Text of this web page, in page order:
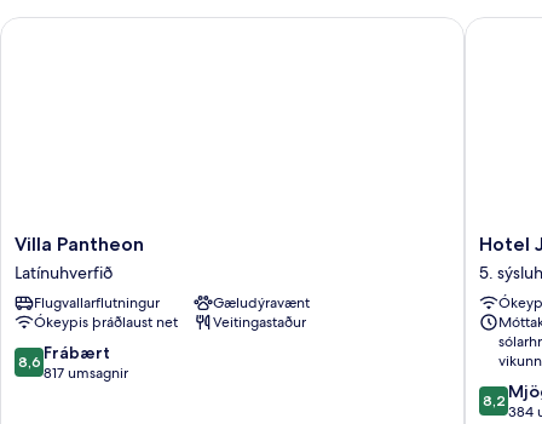
Villa
Pantheon
Latínuhverfið
Villa Pantheon
Latínuhverfið
Flugvallarflutningur
Gæludýravænt
Ókeypis þráðlaust net
Veitingastaður
8.6
af
8,6 Frábært
817 umsagnir
Villa Pantheon
Hotel
Jardin
Des
Plantes
5.
Hotel
5.
8.2
af
8,2
384
Hotel